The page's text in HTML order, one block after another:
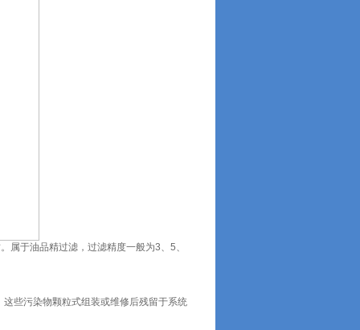
属于油品精过滤，过滤精度一般为3、5、
些污染物颗粒式组装或维修后残留于系统